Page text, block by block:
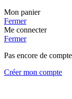
Mon panier
Fermer
Me connecter
Fermer
Pas encore de
Créer mon compte